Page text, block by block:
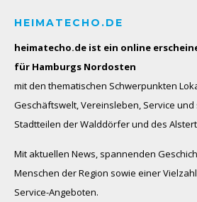
HEIMATECHO.DE
heimatecho.de ist ein online
für Hamburgs Nordosten
mit den thematischen Schwerpunkten
Geschäftswelt, Vereinsleben, Service
Stadtteilen der Walddörfer und des
Mit aktuellen News, spannenden
Menschen der Region sowie einer
Service-Angeboten.